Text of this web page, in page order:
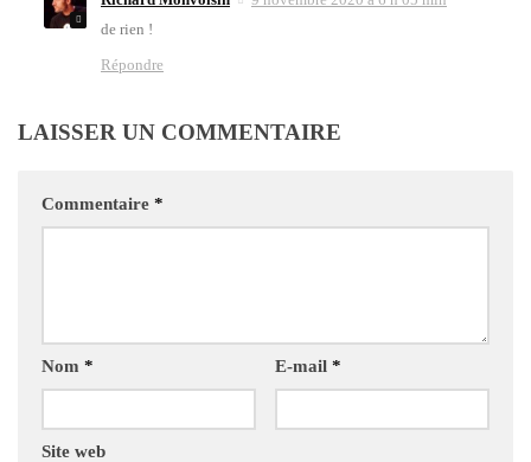
de rien !
Répondre
LAISSER UN COMMENTAIRE
Commentaire *
Nom * E-mail *
Site web